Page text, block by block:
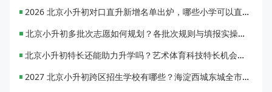
2026 北京小升初对口直升新增名单出炉，哪些小学可以直升优质初中？
北京小升初多批次志愿如何规划？各批次规则与填报实操指南
北京小升初特长还能助力升学吗？艺术体育科技特长机会与误区全面解析
2027 北京小升初跨区招生学校有哪些？海淀西城东城全市招生校完整汇总